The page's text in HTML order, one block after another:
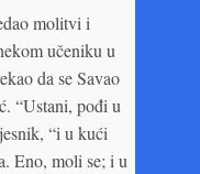
molitvi i
učeniku u
da se Savao
“Ustani, pođi u
“i u kući
Eno, moli se; i u